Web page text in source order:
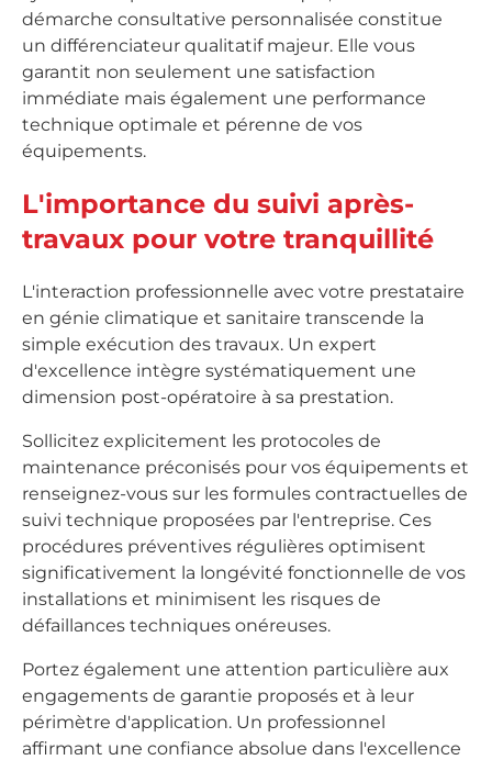
démarche consultative personnalisée constitue
un différenciateur qualitatif majeur. Elle vous
garantit non seulement une satisfaction
immédiate mais également une performance
technique optimale et pérenne de vos
équipements.
L'importance du suivi après-
travaux pour votre tranquillité
L'interaction professionnelle avec votre prestataire
en génie climatique et sanitaire transcende la
simple exécution des travaux. Un expert
d'excellence intègre systématiquement une
dimension post-opératoire à sa prestation.
Sollicitez explicitement les protocoles de
maintenance préconisés pour vos équipements et
renseignez-vous sur les formules contractuelles de
suivi technique proposées par l'entreprise. Ces
procédures préventives régulières optimisent
significativement la longévité fonctionnelle de vos
installations et minimisent les risques de
défaillances techniques onéreuses.
Portez également une attention particulière aux
engagements de garantie proposés et à leur
périmètre d'application. Un professionnel
affirmant une confiance absolue dans l'excellence